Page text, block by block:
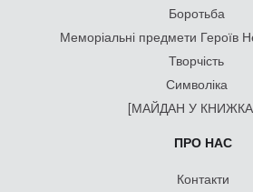
Боротьба
Меморіальні предмети Героїв
Творчість
Символіка
[МАЙДАН У
ПРО НАС
Контакти